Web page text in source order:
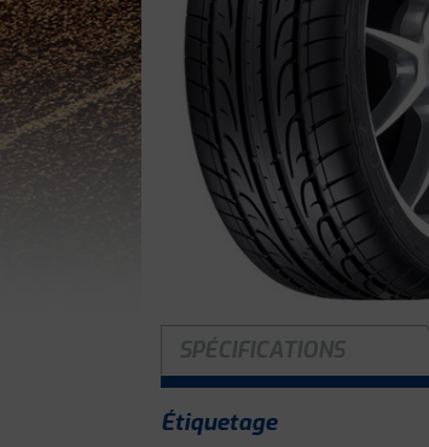
SPÉCIFICATIONS
Étiquetage